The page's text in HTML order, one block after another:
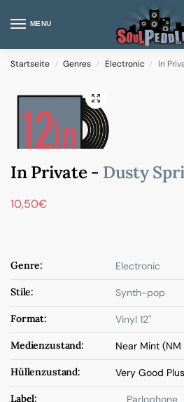
MENU
Startseite / Genres / Electronic / In
In Private - Dusty
10,50€
Genre: Electronic
Stile: Synth-pop
Format: Vinyl 12"
Medienzustand: Near Mint
Hüllenzustand: Very Good
Label: Parlophone